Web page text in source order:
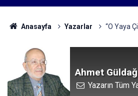
Anasayfa Yazarlar “O Yaya
Ahmet Güldağ
Yazarın Tüm